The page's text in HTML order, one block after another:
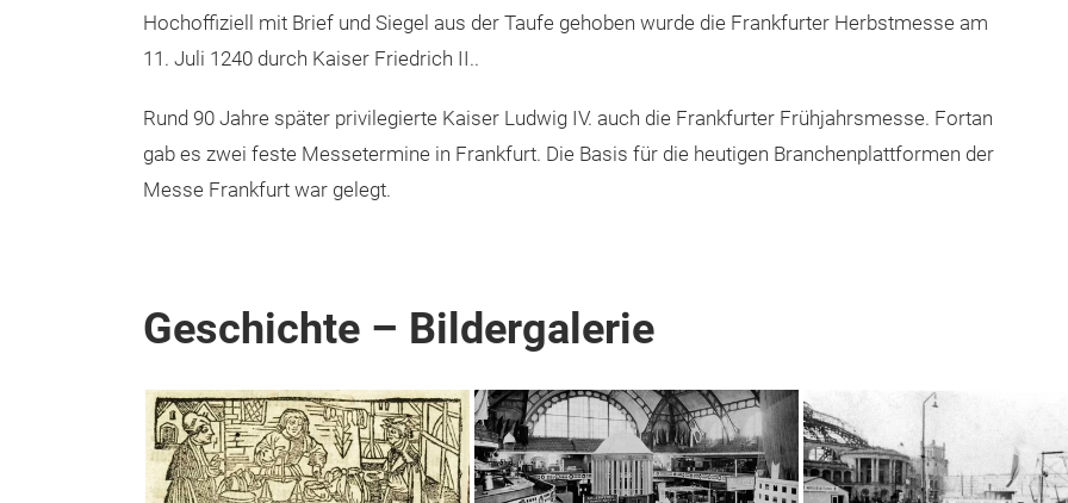
Hochoffiziell mit Brief und Siegel aus der Taufe gehoben wurde die Frankfurter Herbstmesse am
11. Juli 1240 durch Kaiser Friedrich II..
Rund 90 Jahre später privilegierte Kaiser Ludwig IV. auch die Frankfurter Frühjahrsmesse. Fortan
gab es zwei feste Messetermine in Frankfurt. Die Basis für die heutigen Branchenplattformen der
Messe Frankfurt war gelegt.
Geschichte – Bildergalerie